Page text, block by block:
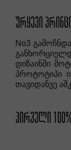
ᲣᲠᲧᲔᲕᲘ
No3
დიზაინში
პროტოტიპი
თავიდანვე
ᲞᲘᲠᲕᲔᲚᲘ